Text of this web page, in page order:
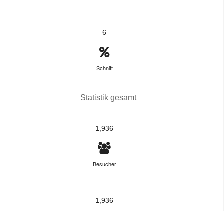
6
Schnitt
Statistik gesamt
1,936
Besucher
1,936